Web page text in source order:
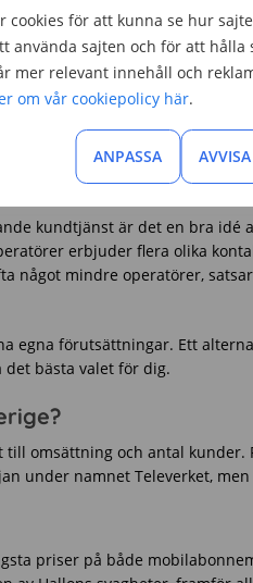
cookies för att kunna se hur
använda sajten och för att hålla
mer relevant innehåll och
om vår cookiepolicy här.
ANPASSA AVVISA
mellan de olika operatörerna.
prisvärt till exempel
på att hitta den absolut
inte matchar dina behov och
men då kan du i regel
och ett bredare utbud av
kundtjänst är det en bra idé
erbjuder flera olika
något mindre operatörer,
egna förutsättningar. Ett
bästa valet för dig.
till omsättning och antal kunder.
under namnet Televerket, men
priser på både